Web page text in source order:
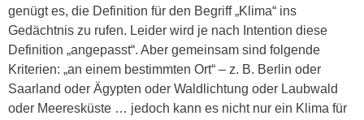
genügt es, die Definition für den Begriff „Klima“ ins
Gedächtnis zu rufen. Leider wird je nach Intention diese
Definition „angepasst“. Aber gemeinsam sind folgende
Kriterien: „an einem bestimmten Ort“ – z. B. Berlin oder
Saarland oder Ägypten oder Waldlichtung oder Laubwald
oder Meeresküste … jedoch kann es nicht nur ein Klima für